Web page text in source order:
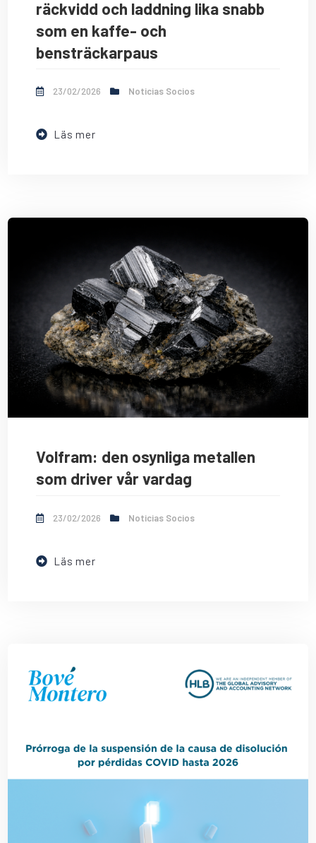
räckvidd och laddning lika snabb
som en kaffe- och
bensträckarpaus
23/02/2026 Noticias Socios
Läs mer
Volfram: den osynliga metallen
som driver vår vardag
23/02/2026 Noticias Socios
Läs mer